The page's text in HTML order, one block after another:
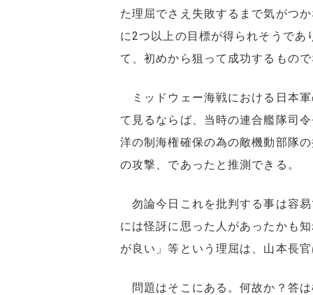
た理屈でさえ失敗するまで気がつ
に2つ以上の目標が得られそうであ
て、初めから狙って成功するもので
ミッドウェー海戦における日本
て見るならば、当時の連合艦隊司
洋の制海権確保の為の敵機動部隊
の攻撃、であったと推測できる。
勿論今日これを批判する事は容
には怪訝に思った人があったかも
が良い」等という理屈は、山本長
問題はそこにある。何故か？答